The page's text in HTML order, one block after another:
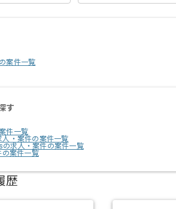
案件一覧
す
件一覧
・案件の案件一覧
求人・案件の案件一覧
の案件一覧
歴